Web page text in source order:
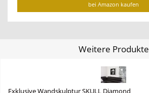
bei Amazon kaufen
Weitere Produkte
Exklusive Wandskulptur SKULL Diamond